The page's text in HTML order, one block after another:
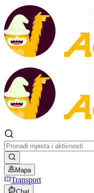
Mapa
Transport